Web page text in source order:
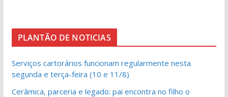
PLANTÃO DE NOTICIAS
Serviços cartorários funcionam regularmente nesta
segunda e terça-feira (10 e 11/8)
Cerâmica, parceria e legado: pai encontra no filho o